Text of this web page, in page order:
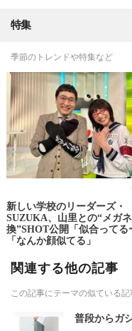
特集
季節のトレンドや特集など
新しい学校のリーダーズ・
SUZUKA、山里との“メガ
換”SHOT公開「似合ってる
「なんか顔似てる」
関連する他の記事
この記事にテーマの似ている記
普段からガ